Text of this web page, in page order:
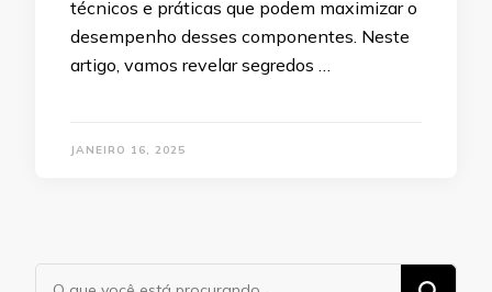
técnicos e práticas que podem maximizar o
desempenho desses componentes. Neste
artigo, vamos revelar segredos …
JANEIRO 16, 2025
Procurando